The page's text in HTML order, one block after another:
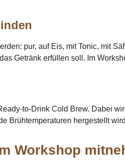
pur, auf Eis, mit Tonic, mit
Getränk erfüllen soll. Im
to-Drink Cold Brew. Dabei
Brühtemperaturen hergestellt
Workshop